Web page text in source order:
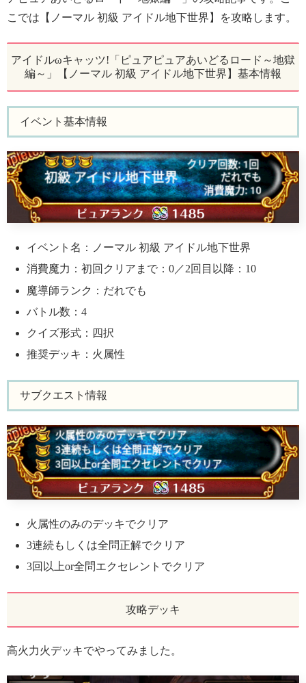
こでは【ノーマル 初級 アイドル地下世界】を攻略します。
アイドルωキャッツ!「ピュアピュアあいどるロード～地獄
編～」【ノーマル 初級 アイドル地下世界】基本情報
イベント基本情報
イベント名：ノーマル 初級 アイドル地下世界
消費魔力：初回クリアまで：0／2回目以降：10
魔導師ランク：だれでも
バトル数：4
クイズ形式：四択
推奨デッキ：火属性
サブクエスト情報
火属性のみのデッキでクリア
3連続もしくは全問正解でクリア
3回以上or全問エクセレントでクリア
攻略デッキ
高火力火デッキでやってみました。